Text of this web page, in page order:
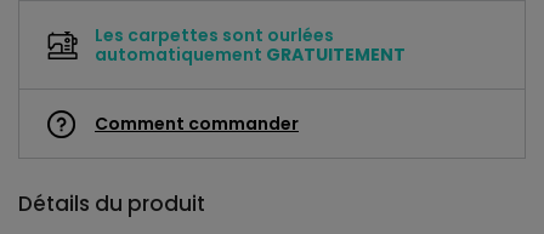
Les carpettes sont ourlées
automatiquement GRATUITEMENT
Comment commander
Détails du produit